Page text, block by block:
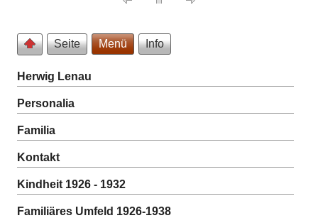
Seite Menü Info
Herwig Lenau
Personalia
Familia
Kontakt
Kindheit 1926 - 1932
Familiäres Umfeld 1926-1938